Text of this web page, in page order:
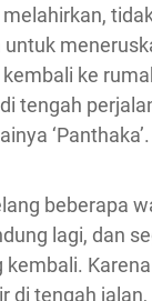
untuk
ke
tengah
‘Panthaka’.
beberapa
lagi, dan
kembali.
di tengah